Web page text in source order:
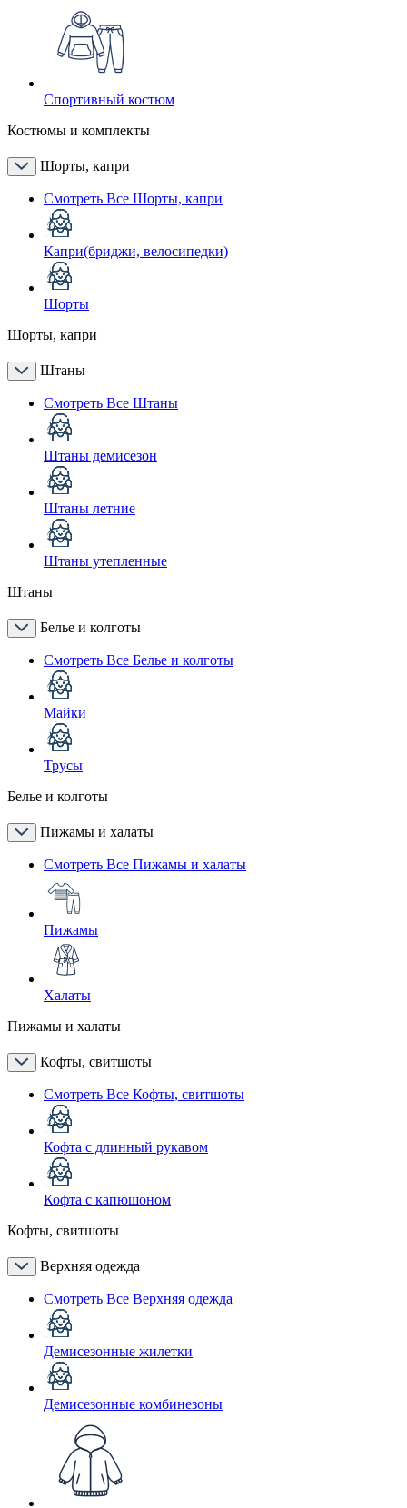
Спортивный костюм
Костюмы и комплекты
Шорты, капри
Смотреть Все Шорты, капри
Капри(бриджи, велосипедки)
Шорты
Шорты, капри
Штаны
Смотреть Все Штаны
Штаны демисезон
Штаны летние
Штаны утепленные
Штаны
Белье и колготы
Смотреть Все Белье и колготы
Майки
Трусы
Белье и колготы
Пижамы и халаты
Смотреть Все Пижамы и халаты
Пижамы
Халаты
Пижамы и халаты
Кофты, свитшоты
Смотреть Все Кофты, свитшоты
Кофта с длинный рукавом
Кофта с капюшоном
Кофты, свитшоты
Верхняя одежда
Смотреть Все Верхняя одежда
Демисезонные жилетки
Демисезонные комбинезоны